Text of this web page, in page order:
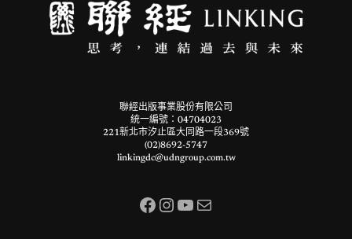
聯經出版事業股份有限公司
統一編號：04704023
221新北市汐止區大同路一段369號
(02)8692-5747
linkingdc@udngroup.com.tw
Facebook InstagramYouTube 電子郵件